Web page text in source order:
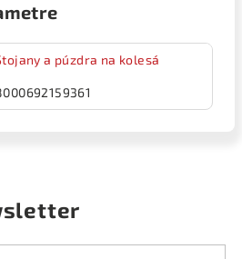
a púzdra na kolesá